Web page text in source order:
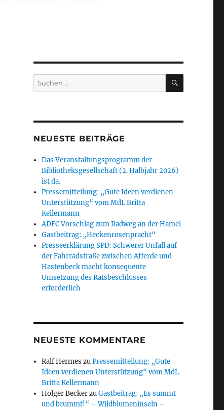
Suchen
nach:
SUCHEN
NEUESTE BEITRÄGE
Das Veranstaltungsprogramm der
Bibliotheksgesellschaft (2. Halbjahr 2026)
ist da.
Pressemitteilung: „Gute Ideen verdienen
Unterstützung“ vom MdL Britta
Kellermann
ADFC Vorschlag zum Radweg an der Hamel
Gastbeitrag: „Heckenrosenpracht“
Presseerklärung SPD: Schwerer Unfall auf
der Fahrradstraße zwischen Afferde und
Hastenbeck macht konsequente
Umsetzung des Ratsbeschlusses
erforderlich
NEUESTE KOMMENTARE
Ralf Hermes zuPressemitteilung: „Gute
Ideen verdienen Unterstützung“ vom MdL
Britta Kellermann
Holger BeckerzuGastbeitrag: „Es summt
und brummt!“ – Wildblumeninseln –